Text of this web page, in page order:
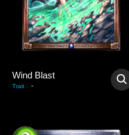
Wind Blast
Trait : -